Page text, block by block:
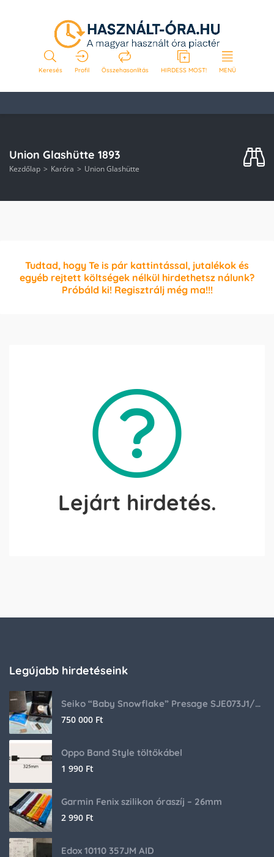
Keresés Profil Összehasonlítás HIRDESS MOST! MENÜ
Union Glashütte 1893
Kezdőlap Karóra Union Glashütte
Tudtad, hogy Te is pár kattintással, jutalékok és
egyéb rejtett költségek nélkül hirdethetsz nálunk?
Próbáld ki! Regisztrálj még ma!!!
Lejárt hirdetés.
Legújabb hirdetéseink
Seiko “Baby Snowflake” Presage SJE073J1/SARA015 Limited Edition
750 000 Ft
Oppo Band Style töltőkábel
1 990 Ft
Garmin Fenix szilikon óraszíj – 26mm
2 990 Ft
Edox 10110 357JM AID